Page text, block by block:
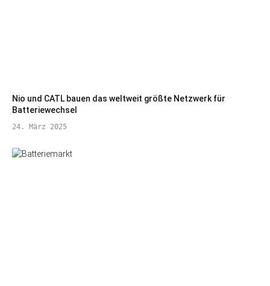
Nio und CATL bauen das weltweit größte Netzwerk für
Batteriewechsel
24. März 2025